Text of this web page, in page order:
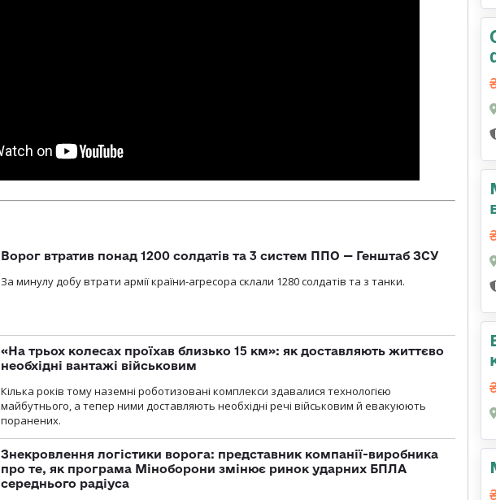
Ворог втратив понад 1200 солдатів та 3 систем ППО — Генштаб ЗСУ
За минулу добу втрати армії країни-агресора склали 1280 солдатів та з танки.
«На трьох колесах проїхав близько 15 км»: як доставляють життєво
необхідні вантажі військовим
Кілька років тому наземні роботизовані комплекси здавалися технологією
майбутнього, а тепер ними доставляють необхідні речі військовим й евакуюють
поранених.
Знекровлення логістики ворога: представник компанії-виробника
про те, як програма Міноборони змінює ринок ударних БПЛА
середнього радіуса